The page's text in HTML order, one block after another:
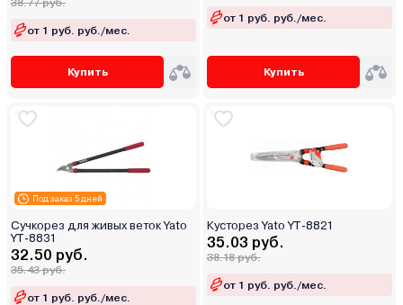
38.77 руб.
от 1 руб. руб./мес.
Купить
от 1 руб. руб./мес.
Купить
Под заказ 5 дней
Сучкорез для живых веток Yato
YT-8831
32.50 руб.
35.43 руб.
от 1 руб. руб./мес.
Кусторез Yato YT-8821
35.03 руб.
38.18 руб.
от 1 руб. руб./мес.